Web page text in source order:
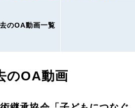
のOA動画一覧
のOA動画